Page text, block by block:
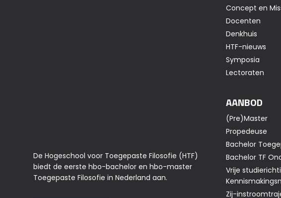
De Hogeschool voor Toegepaste Filosofie (HTF)
biedt de eerste hbo-bachelor en hbo-master
Toegepaste Filosofie in Nederland aan.
Concept en
Docenten
Denkhuis
HTF-nieuws
Symposia
Lectoraten
AANBOD
(Pre)Master
Propedeuse
Bachelor
Bachelor TF
Vrije
Zij-